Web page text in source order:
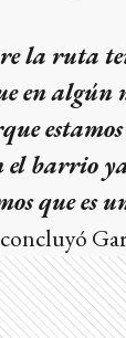
la ruta
en algún
el barrio
que es